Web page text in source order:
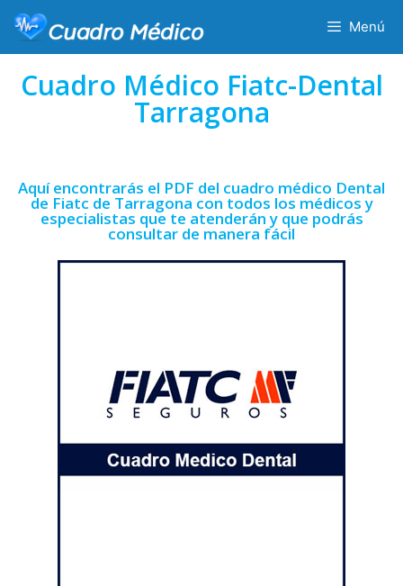
Menú
Cuadro Médico Fiatc-Dental
Tarragona
Aquí encontrarás el PDF del cuadro médico Dental
de Fiatc de Tarragona con todos los médicos y
especialistas que te atenderán y que podrás
consultar de manera fácil